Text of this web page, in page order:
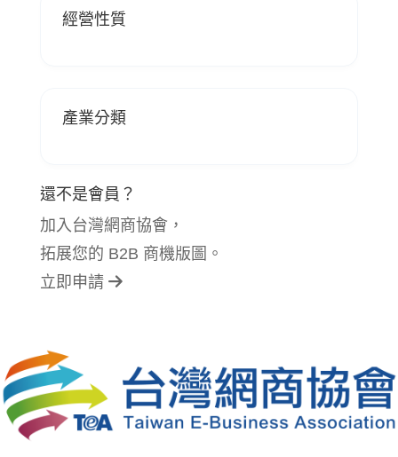
經營性質
產業分類
還不是會員？
加入台灣網商協會，
拓展您的 B2B 商機版圖。
立即申請